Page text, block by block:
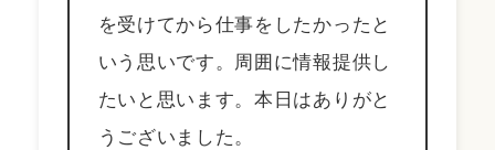
を受けてから仕事をしたかったと
いう思いです。周囲に情報提供し
たいと思います。本日はありがと
うございました。